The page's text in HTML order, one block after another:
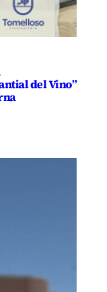
del Vino”